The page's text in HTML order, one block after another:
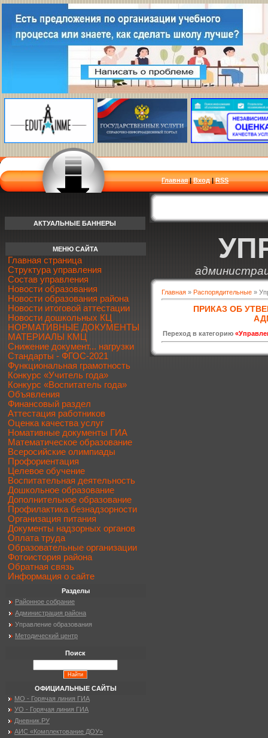
Главная |Вход|RSS
АКТУАЛЬНЫЕ БАННЕРЫ
Главная » Распорядительные »
ПРИКАЗ ОБ
Переход в категорию
МЕНЮ САЙТА
Главная страница
Структура управления
Состав управления
Новости образования
Новости образования района
Новости итоговой аттестации
Новости дошкольных КЦ
НОРМАТИВНЫЕ ДОКУМЕНТЫ
МАТЕРИАЛЫ КМЦ
Снижение документ... нагрузки
Стандарты - ФГОС-2021
Функциональная грамотность
Конкурс «Учитель года»
Конкурс «Воспитатель года»
Объявления
Финансовый раздел
Аттестация работников
Оценка качества услуг
Номативные документы ГИА
Математическое образование
Всеросийские олимпиады
Профориентация
Целевое обучение
Воспитательная деятельность
Дошкольное образование
Дополнительное образование
Профилактика безнадзорности
Организация питания
Документы надзорных органов
Оплата труда
Образовательные организации
Фотоистория района
Обратная связь
Информация о сайте
Разделы
Районное собрание
Администрация района
Управление образования
Методический центр
Поиск
ОФИЦИАЛЬНЫЕ САЙТЫ
МО - Горячая линия ГИА
УО - Горячая линия ГИА
Дневник.РУ
АИС «Комплектование ДОУ»